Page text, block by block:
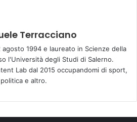
Terracciano
agosto 1994 e laureato in Scienze della
l'Università degli Studi di Salerno.
Lab dal 2015 occupandomi di sport,
politica e altro.